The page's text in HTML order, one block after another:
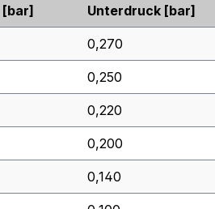
[bar] Unterdruck [bar]
0,270
0,250
0,220
0,200
0,140